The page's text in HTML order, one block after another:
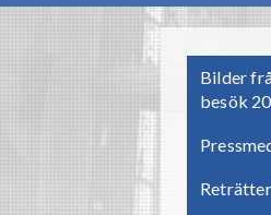
Bilder
besök
Reträtter